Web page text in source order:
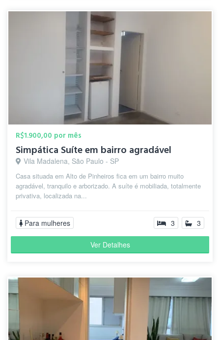
R$1.900,00 por mês
Simpática Suíte em bairro agradável
Vila Madalena, São Paulo - SP
Casa situada em Alto de Pinheiros fica em um bairro muito
agradável, tranquilo e arborizado. A suíte é mobiliada, totalmente
privativa, localizada na...
Para mulheres 3 3
Ver Detalhes